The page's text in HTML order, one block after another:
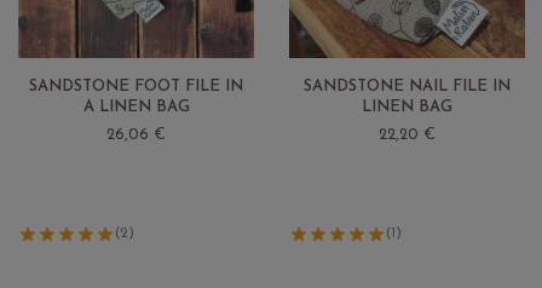
SANDSTONE FOOT FILE IN
A LINEN BAG
26,06 €
(2)
SANDSTONE NAIL FILE IN
LINEN BAG
22,20 €
(1)